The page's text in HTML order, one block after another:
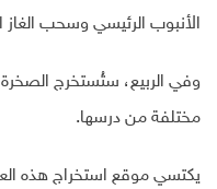
الأنبوب الرئيسي وسحب
وفي الربيع، ستُستخرج
مختلفة من درسها.
يكتسي موقع استخراج هذه